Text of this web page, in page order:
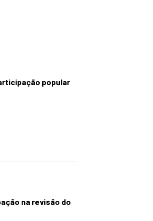
popular
na revisão do